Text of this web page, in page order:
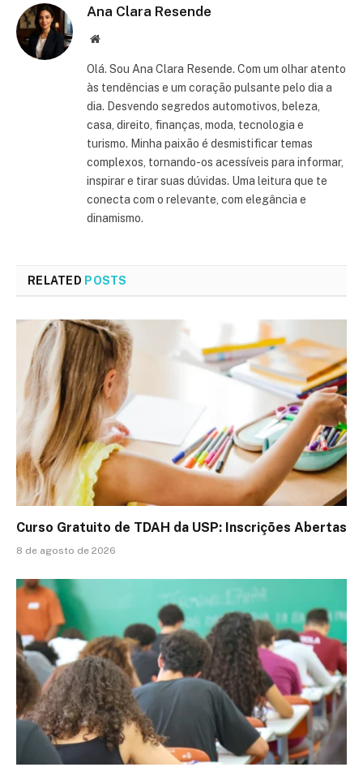
Ana Clara Resende
Website
Olá. Sou Ana Clara Resende. Com um olhar atento
às tendências e um coração pulsante pelo dia a
dia. Desvendo segredos automotivos, beleza,
casa, direito, finanças, moda, tecnologia e
turismo. Minha paixão é desmistificar temas
complexos, tornando-os acessíveis para informar,
inspirar e tirar suas dúvidas. Uma leitura que te
conecta com o relevante, com elegância e
dinamismo.
RELATED POSTS
Curso Gratuito de TDAH da USP: Inscrições Abertas
8 de agosto de 2026